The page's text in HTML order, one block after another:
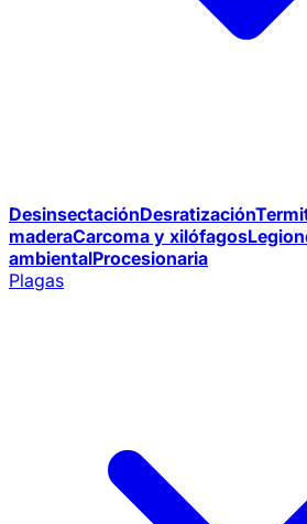
DesinsectaciónDesratización
maderaCarcoma y xilófagos
ambientalProcesionaria
Plagas